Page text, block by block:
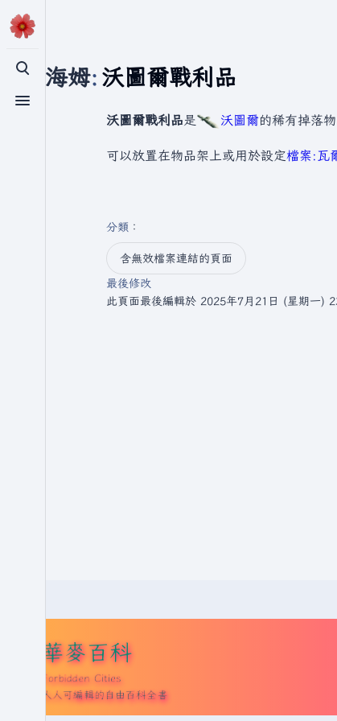
切換搜尋
切換選單
瓦爾海姆: 沃圖爾戰利品
沃圖爾戰利品是 沃圖爾的稀有掉落物
可以放置在物品架上或用於設定檔案:瓦
分類 ：​
含無效檔案連結的頁面
最後修改
此頁面最後編輯於 2025年7月21日 (星期一)
華麥百科
Forbidden Cities
人人可編輯的自由百科全書